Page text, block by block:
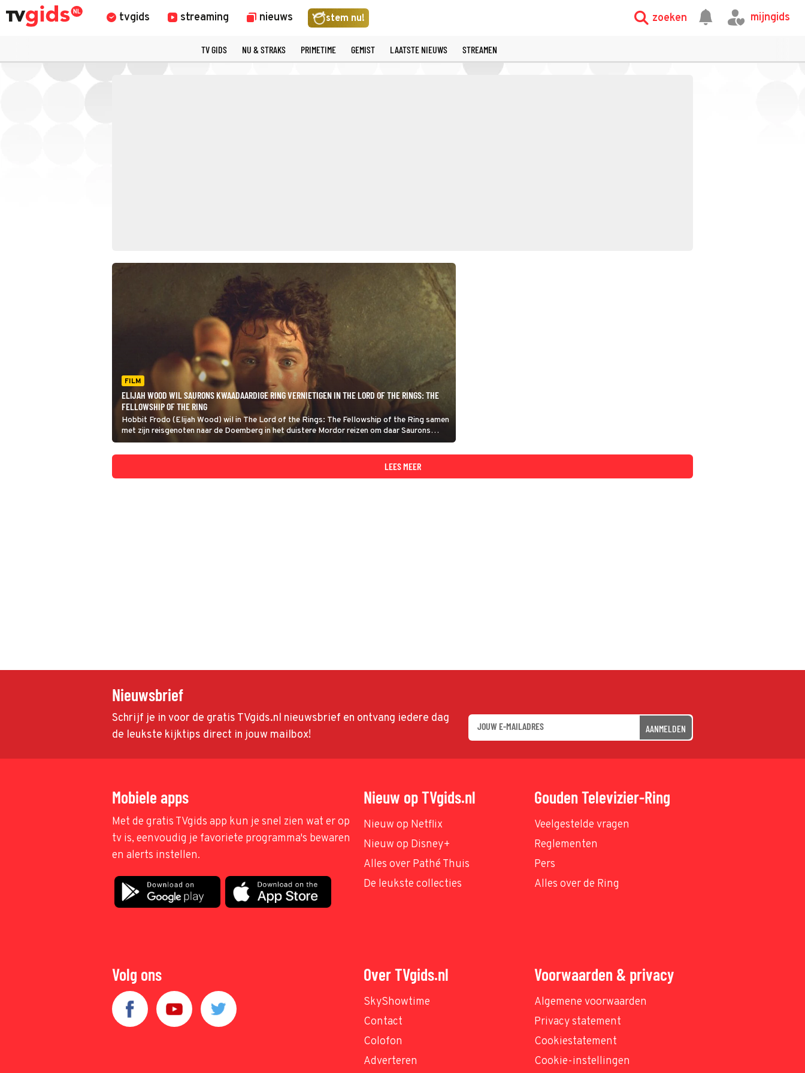
tvgids streaming nieuws stem nu! zoeken mijngids
TV GIDS NU & STRAKS PRIMETIME GEMIST LAATSTE NIEUWS STREAMEN
FILM
ELIJAH WOOD WIL SAURONS KWAADAARDIGE RING VERNIETIGEN IN THE LORD OF THE RINGS: THE
FELLOWSHIP OF THE RING
Hobbit Frodo (Elijah Wood) wil in The Lord of the Rings: The Fellowship of the Ring samen
met zijn reisgenoten naar de Doemberg in het duistere Mordor reizen om daar Saurons
kwaadaardige en machtige ring te vernietigen.
LEES MEER
Nieuwsbrief
Schrijf je in voor de gratis TVgids.nl nieuwsbrief en ontvang iedere dag
de leukste kijktips direct in jouw mailbox!
AANMELDEN
Mobiele apps
Met de gratis TVgids app kun je snel zien wat er op
tv is, eenvoudig je favoriete programma's bewaren
en alerts instellen.
Nieuw op TVgids.nl
Nieuw op Netflix
Nieuw op Disney+
Alles over Pathé Thuis
De leukste collecties
Gouden Televizier-Ring
Veelgestelde vragen
Reglementen
Pers
Alles over de Ring
Volg ons Over TVgids.nl
SkyShowtime
Contact
Colofon
Adverteren
Voorwaarden & privacy
Algemene voorwaarden
Privacy statement
Cookiestatement
Cookie-instellingen